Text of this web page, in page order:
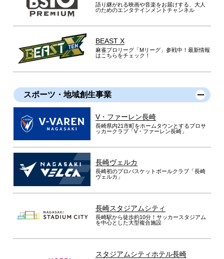
語り継がれる映画や音楽をお届けする、大人
のためのエンタテインメントチャンネル
BEAST X
麻雀プロリーグ「Mリーグ」参戦中！最新情報
はこちらをチェック！
スポーツ・地域創生事業
V・ファーレン長崎
長崎県内21市町をホームタウンとするプロサ
ッカークラブ「V・ファーレン長崎」
長崎ヴェルカ
長崎初のプロバスケットボールクラブ「長崎
ヴェルカ」
長崎スタジアムシティ
長崎駅から徒歩約10分！サッカースタジアム
を中心とした大型複合施設
スタジアムシティホテル長崎